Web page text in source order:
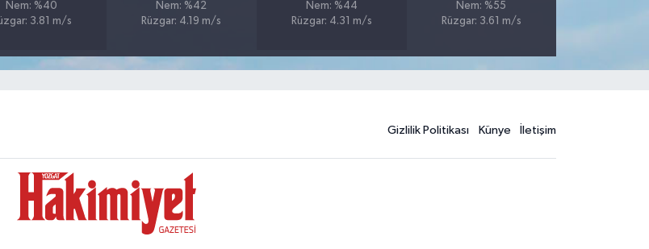
Nem: %40
3.81 m/s
Nem: %42
Rüzgar: 4.19 m/s
Nem: %44
Rüzgar: 4.31 m/s
Nem: %55
Rüzgar: 3.61 m/s
Gizlilik Politikası Künye İletişim